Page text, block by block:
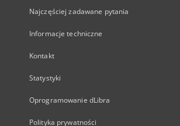
Najczęściej zadawane pytania
Informacje techniczne
Kontakt
Statystyki
Oprogramowanie dLibra
Polityka prywatności